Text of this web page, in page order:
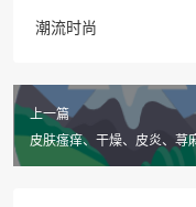
潮流时尚
上一篇
皮肤瘙痒、干燥、皮炎、荨
什么原因？